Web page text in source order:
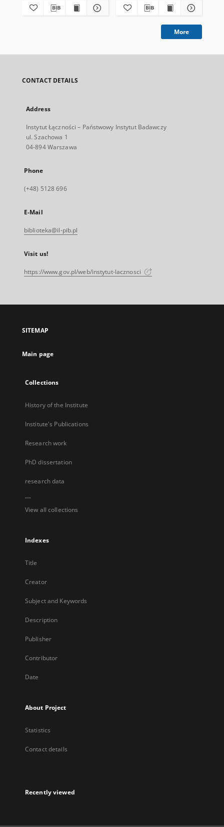
More
CONTACT DETAILS
Address
Instytut Łączności – Państwowy Instytut Badawczy
ul. Szachowa 1
04-894 Warszawa
Phone
(+48) 5128 696
E-Mail
biblioteka@il-pib.pl
Visit us!
https://www.gov.pl/web/instytut-lacznosci
SITEMAP
Main page
Collections
History of the Institute
Institute's Publications
Research work
PhD dissertation
research data
...
View all collections
Indexes
Title
Creator
Subject and Keywords
Description
Publisher
Contributor
Date
About Project
Statistics
Contact details
Recently viewed